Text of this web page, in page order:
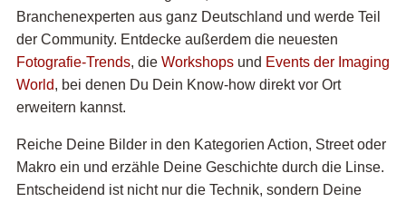
Branchenexperten aus ganz Deutschland und werde Teil
der Community. Entdecke außerdem die neuesten
Fotografie-Trends, die Workshopsund Events der Imaging
World, bei denen Du Dein Know-how direkt vor Ort
erweitern kannst.
Reiche Deine Bilder in den Kategorien Action, Street oder
Makro ein und erzähle Deine Geschichte durch die Linse.
Entscheidend ist nicht nur die Technik, sondern Deine